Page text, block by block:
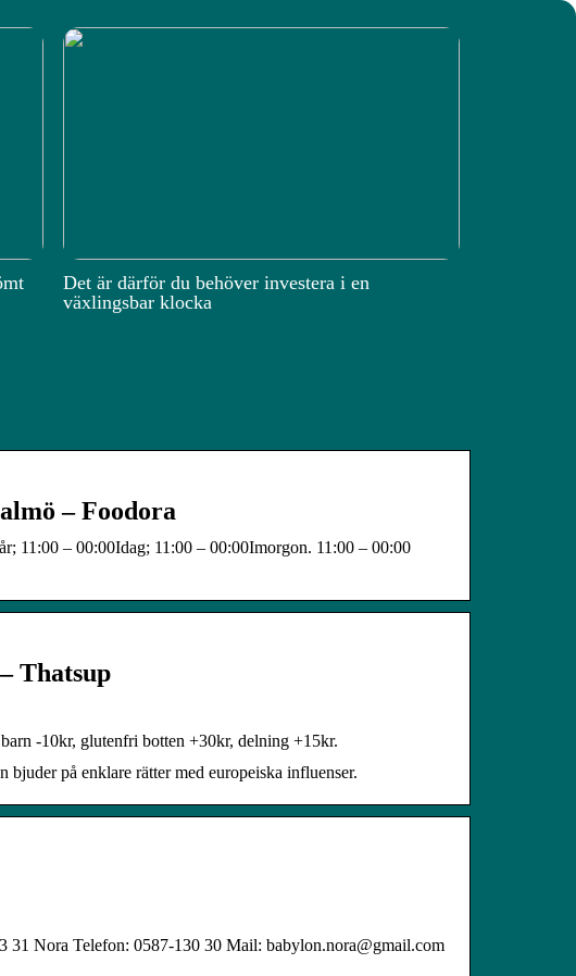
Det är därför du behöver investera i en
växlingsbar klocka
– Foodora
11:00 – 00:00Idag; 11:00 – 00:00Imorgon. 11:00 – 00:00
Thatsup
-10kr, glutenfri botten +30kr, delning +15kr.
på enklare rätter med europeiska influenser.
Nora Telefon: 0587-130 30 Mail: babylon.nora@gmail.com